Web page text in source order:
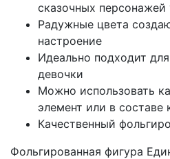
сказочных персонажей
Радужные цвета
настроение
Идеально подходит
девочки
Можно использовать
элемент или в составе
Качественный
Фольгированная фигура